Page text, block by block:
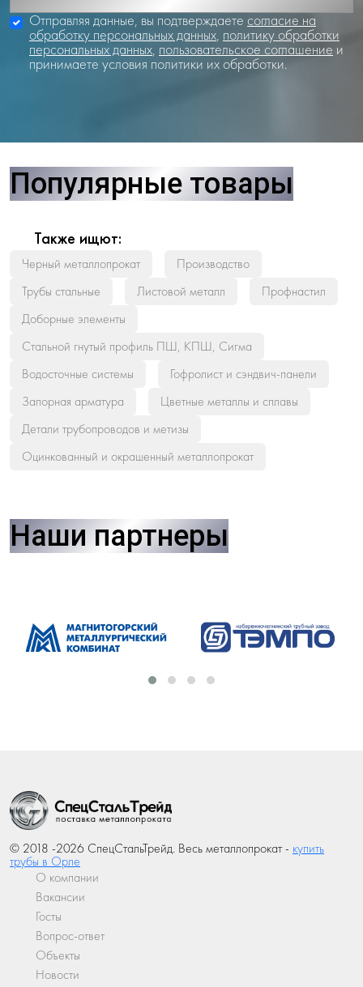
Отправляя данные, вы подтверждаете согласие на
обработку персональных данных, политику обработки
персональных данных, пользовательское соглашение и
принимаете условия политики их обработки.
Популярные товары
Также ищют:
Черный металлопрокат
Производство
Трубы стальные
Листовой металл
Профнастил
Доборные элементы
Стальной гнутый профиль ПШ, КПШ, Сигма
Водосточные системы
Гофролист и сэндвич-панели
Запорная арматура
Цветные металлы и сплавы
Детали трубопроводов и метизы
Оцинкованный и окрашенный металлопрокат
Наши партнеры
© 2018 -2026 СпецСтальТрейд. Весь металлопрокат - купить
трубы в Орле
О компании
Вакансии
Госты
Вопрос-ответ
Объекты
Новости